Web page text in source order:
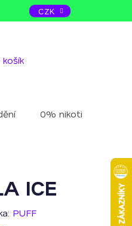
CZK
0% nikotinu
ICE
PUFF